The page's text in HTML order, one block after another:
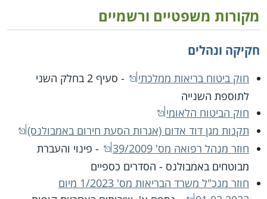
מקורות משפטיים ורשמיים
חקיקה ונהלים
חוק ביטוח בריאות ממלכתי
- סעיף 2 בחלק השני
לתוספת השנייה
חוק הביטוח הלאומי
תקנות מגן דוד אדום (אגרות הסעת חירום באמבולנס)
חוזר מנהל רפואה מס' 39/2009
- פינוי והעברת
מבוטחים באמבולנס - הסדרים כספיים
חוזר מנכ"ל משרד הבריאות מס' 1/2023 מיום